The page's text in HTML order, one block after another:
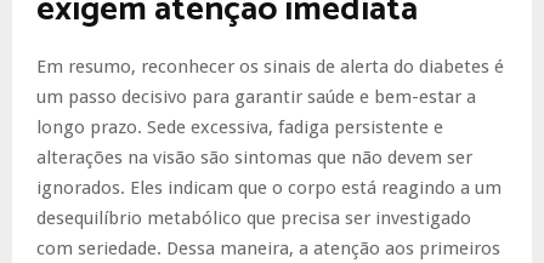
Em resumo, reconhecer os sinais de alerta do diabetes é
um passo decisivo para garantir saúde e bem-estar a
longo prazo. Sede excessiva, fadiga persistente e
alterações na visão são sintomas que não devem ser
ignorados. Eles indicam que o corpo está reagindo a um
desequilíbrio metabólico que precisa ser investigado
com seriedade. Dessa maneira, a atenção aos primeiros